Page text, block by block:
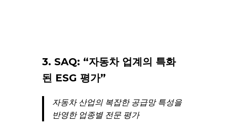
3. SAQ: “자동차 업계의 특화
된 ESG 평가”
자동차 산업의 복잡한 공급망 특성을
반영한 업종별 전문 평가